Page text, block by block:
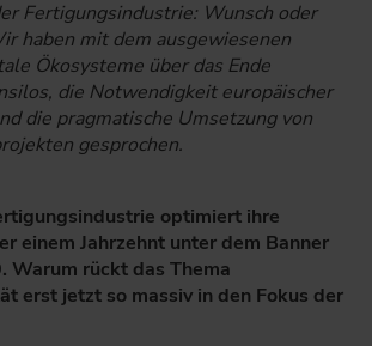
Fertigungsindustrie: Wunsch oder
haben mit dem ausgewiesenen
Ökosysteme über das Ende
die Notwendigkeit europäischer
die pragmatische Umsetzung von
gesprochen.
optimiert ihre
einem Jahrzehnt unter dem Banner
Warum rückt das Thema
erst jetzt so massiv in den Fokus der